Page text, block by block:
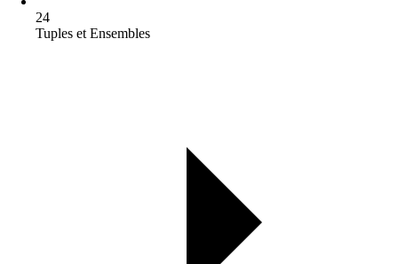
24
Tuples et Ensembles